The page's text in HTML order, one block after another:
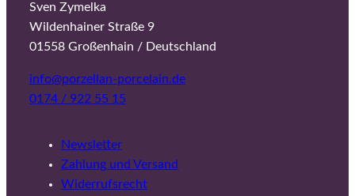
Sven Zymelka
Wildenhainer Straße 9
01558 Großenhain / Deutschland
info@porzellan-porcelain.de
0174 / 922 55 15
Newsletter
Zahlung und Versand
Widerrufsrecht